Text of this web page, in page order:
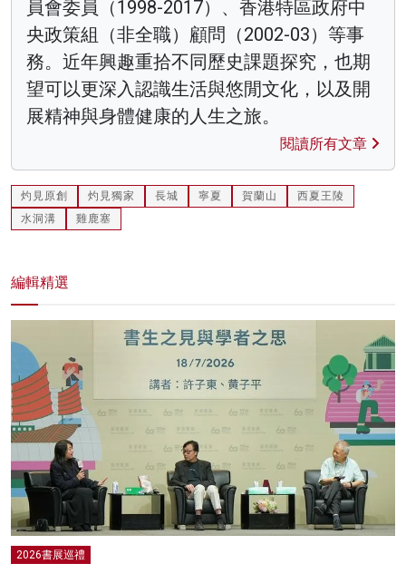
員會委員（1998-2017）、香港特區政府中
央政策組（非全職）顧問（2002-03）等事
務。近年興趣重拾不同歷史課題探究，也期
望可以更深入認識生活與悠閒文化，以及開
展精神與身體健康的人生之旅。
閱讀所有文章
灼見原創 灼見獨家 長城 寧夏 賀蘭山
西夏王陵
水洞溝
雞鹿塞
編輯精選
2026書展巡禮